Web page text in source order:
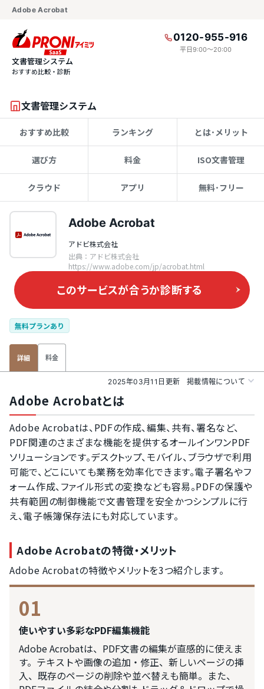
Adobe Acrobat
0120-955-916
平日9:00〜20:00
文書管理システム
おすすめ比較・診断
文書管理システム
おすすめ比較 ランキング とは･メリット
選び方 料金 ISO文書管理
クラウド アプリ 無料･フリー
Adobe Acrobat
アドビ株式会社
出典：アドビ株式会社
https://www.adobe.com/jp/acrobat.html
このサービスが合うか診断する
無料プランあり
詳細 料金
2025年03月11日更新 掲載情報について
Adobe Acrobatとは
Adobe Acrobatは、PDFの作成、編集、共有、署名など、
PDF関連のさまざまな機能を提供するオールインワンPDF
ソリューションです。デスクトップ、モバイル、ブラウザで利用
可能で、どこにいても業務を効率化できます。電子署名やフ
ォーム作成、ファイル形式の変換なども容易。PDFの保護や
共有範囲の制御機能で文書管理を安全かつシンプルに行
え、電子帳簿保存法にも対応しています。
Adobe Acrobatの特徴・メリット
Adobe Acrobatの特徴やメリットを3つ紹介します。
01
使いやすい多彩なPDF編集機能
Adobe Acrobatは、PDF文書の編集が直感的に使えま
す。テキストや画像の追加・修正、新しいページの挿
入、既存のページの削除や並べ替えも簡単。また、